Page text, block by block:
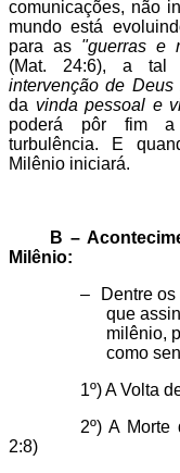
comunicações, não
mundo está
para as "guerras e
(Mat. 24:6), a
intervenção de Deus
da vinda pessoal e
poderá pôr fim a
turbulência. E
Milênio iniciará.
B –
Milênio:
–
Dentre
que
milênio,
como
1º) A Volta
2º) A Morte
2:8)